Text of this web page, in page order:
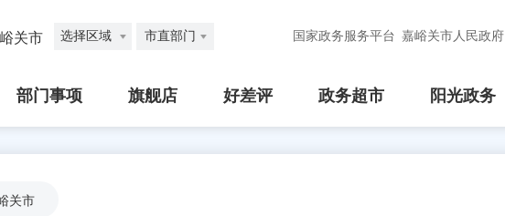
关市 选择区域 市直部门 国家政务服务平台 嘉峪关市人民政府
部门事项 旗舰店 好差评 政务超市 阳光政务
关市